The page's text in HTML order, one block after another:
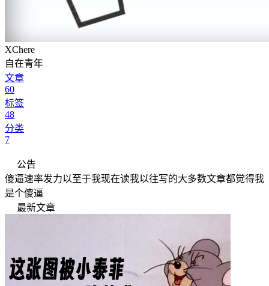
XChere
自在青年
文章
60
标签
48
分类
7
公告
傻逼速率发力以至于我现在读我以往写的大多数文章都觉得我
是个傻逼
最新文章